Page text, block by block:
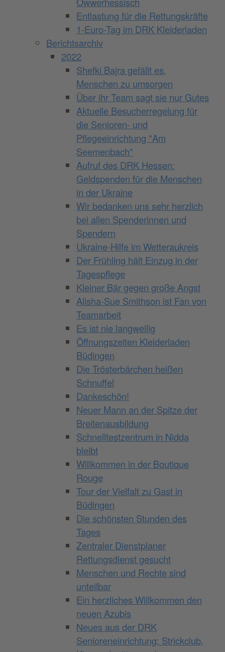
Entlastung für die Rettungskräfte
1-Euro-Tag im DRK Kleiderladen
Berichtsarchiv
2022
Shefki Bajra gefällt es,
Menschen zu umsorgen
Über ihr Team sagt sie nur Gutes
Aktuelle Besucherregelung für
die Senioren- und
Pflegeeinrichtung "Am
Seemenbach"
Aufruf des DRK Hessen:
Geldspenden für die Menschen
in der Ukraine
Wir bedanken uns sehr herzlich
bei allen Spenderinnen und
Spendern
Ukraine-Hilfe im Wetteraukreis
Der Frühling hält Einzug in der
Tagespflege
Kleiner Bär gegen große Angst
Alisha-Sue Smithson ist Fan von
Teamarbeit
Es ist nie langweilig
Öffnungszeiten Kleiderladen
Büdingen
Die Trösterbärchen heißen
Schnuffel
Dankeschön!
Neuer Mann an der Spitze der
Breitenausbildung
Schnelltestzentrum in Nidda
bleibt
Willkommen in der Boutique
Rouge
Tour der Vielfalt zu Gast in
Büdingen
Die schönsten Stunden des
Tages
Zentraler Dienstplaner
Rettungsdienst gesucht
Menschen und Rechte sind
unteilbar
Ein herzliches Willkommen den
neuen Azubis
Neues aus der DRK
Senioreneinrichtung: Strickclub,